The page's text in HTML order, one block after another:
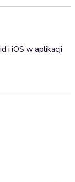
i iOS w aplikacji